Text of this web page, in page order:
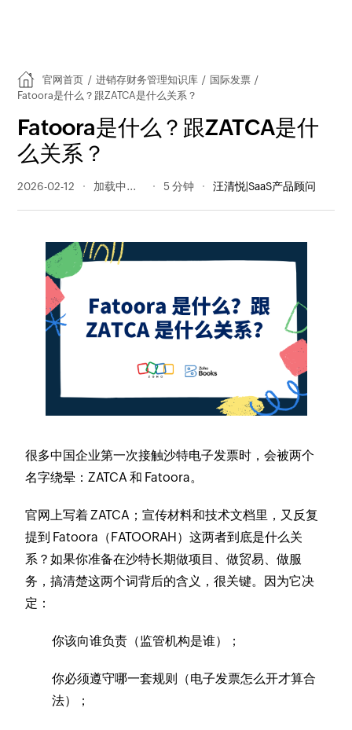
官网首页 / 进销存财务管理知识库 / 国际发票 /
Fatoora是什么？跟ZATCA是什么关系？
Fatoora是什么？跟ZATCA是什
么关系？
2026-02-12 114 阅读量 5 分钟 汪清悦|SaaS产品顾问
​很多中国企业第一次接触沙特电子发票时，会被两个
名字绕晕：ZATCA 和 Fatoora。
官网上写着 ZATCA；宣传材料和技术文档里，又反复
提到 Fatoora（FATOORAH）这两者到底是什么关
系？如果你准备在沙特长期做项目、做贸易、做服
务，搞清楚这两个词背后的含义，很关键。因为它决
定：
你该向谁负责（监管机构是谁）；
你必须遵守哪一套规则（电子发票怎么开才算合
法）；